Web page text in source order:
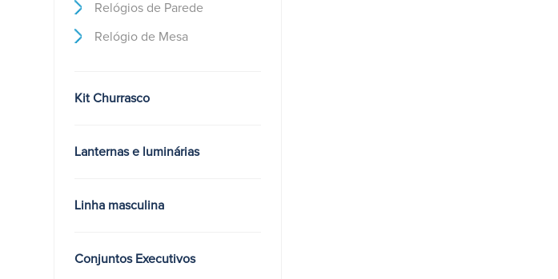
Relógios de Parede
Relógio de Mesa
Kit Churrasco
Lanternas e luminárias
Linha masculina
Conjuntos Executivos